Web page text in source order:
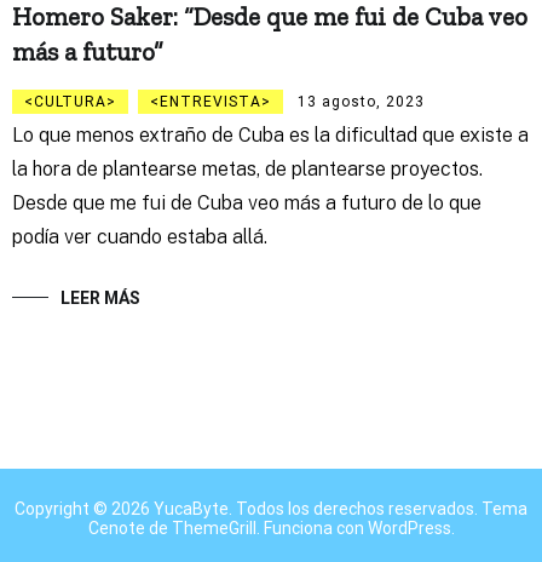
Homero Saker: “Desde que me fui de Cuba veo
más a futuro”
CULTURA ENTREVISTA 13 agosto, 2023
Lo que menos extraño de Cuba es la dificultad que existe a
la hora de plantearse metas, de plantearse proyectos.
Desde que me fui de Cuba veo más a futuro de lo que
podía ver cuando estaba allá.
LEER MÁS
Copyright © 2026 YucaByte . Todos los derechos reservados. Tema
Cenote de ThemeGrill. Funciona con WordPress